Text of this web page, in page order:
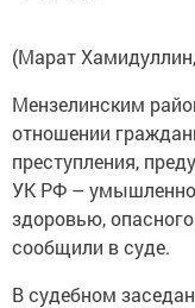
(Марат
Мензелинским
отношении
преступления,
УК РФ –
здоровью,
сообщили в суде.
В судебном